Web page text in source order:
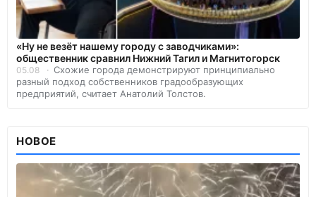
«Ну не везёт нашему городу с заводчиками»:
общественник сравнил Нижний Тагил и Магнитогорск
05.08
Схожие города демонстрируют принципиально
разный подход собственников градообразующих
предприятий, считает Анатолий Толстов.
НОВОЕ